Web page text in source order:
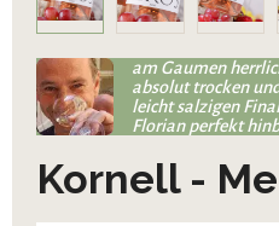
am Gaumen
absolut trocken
leicht salzigen
Florian perfekt
Kornell -